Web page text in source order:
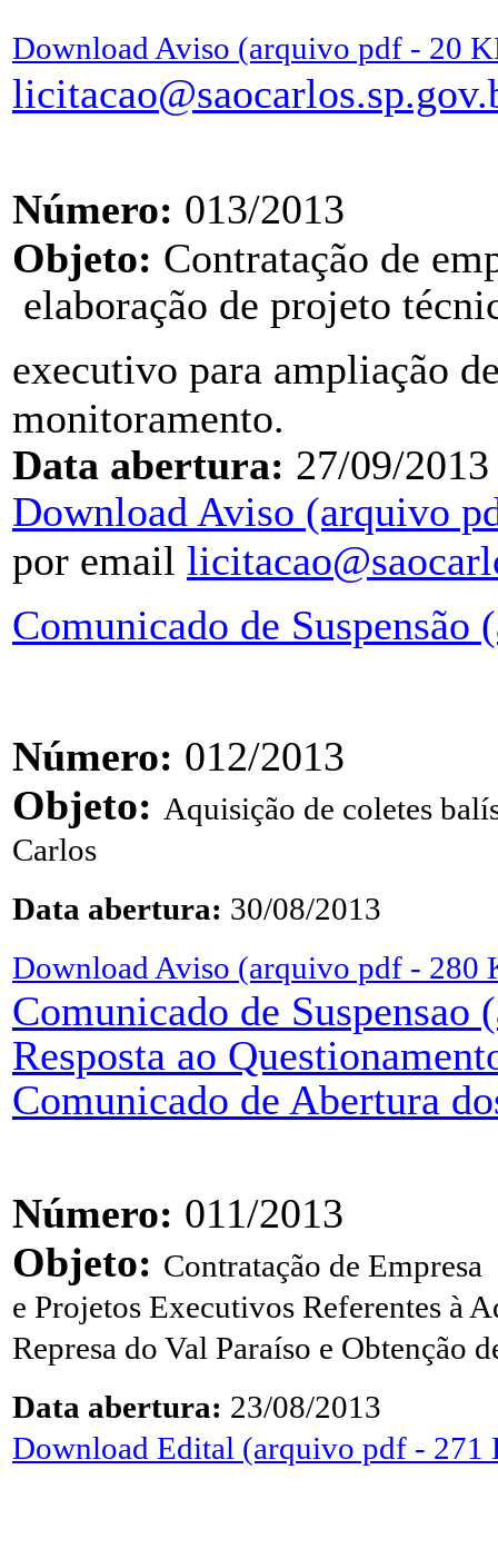
Download Aviso (arquivo pdf - 20
Número: 013/2013
Objeto: Contratação de
elaboração de projeto
executivo para ampliação
monitoramento.
Data abertura: 27/09/2013
Download Aviso (arquivo
por email
Comunicado de
Número: 012/2013
Objeto: Aquisição de coletes
Carlos
Data abertura: 30/08/2013
Download Aviso (arquivo pdf - 280
Comunicado de
Resposta ao
Comunicado de Abertura
Número: 011/2013
Objeto: Contratação de
e Projetos Executivos Referentes à
Represa do Val Paraíso e Obtenção
Data abertura: 23/08/2013
Download Edital (arquivo pdf - 271